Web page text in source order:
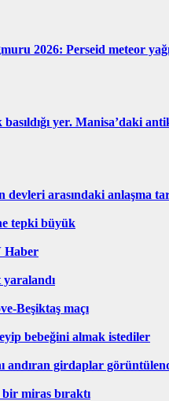
2026: Perseid meteor
yer. Manisa’daki
devleri arasındaki anlaşma
tepki büyük
Haber
yaralandı
Beşiktaş maçı
bebeğini almak istediler
andıran girdaplar
bir miras bıraktı